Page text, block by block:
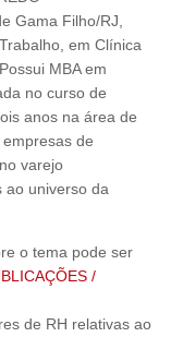
Gama Filho/RJ,
em Clínica
MBA em
no curso de
anos na área de
de
varejo
ao universo da
o tema pode ser
/
de RH relativas ao